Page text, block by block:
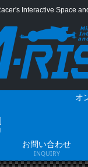
Interactive Space
オ
お問い合わせ
INQUIRY